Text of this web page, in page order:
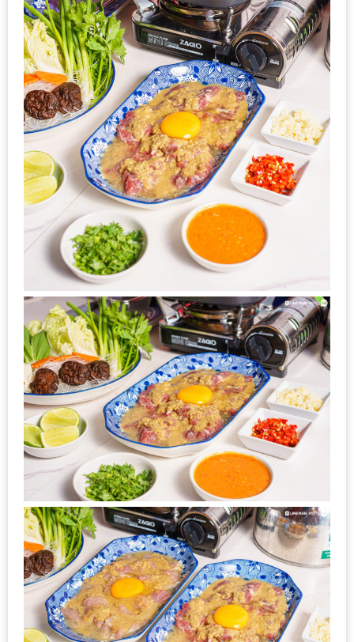
ที่
2
เทศกาล
เบียร์
ที่
ใหญ่
ที่สุด
ใน
โลก
กับ
โรง
แรม
ฮอ
ลิ
เดย์
อินน์
เชียงใหม่
PANDA
TIME
ทำไม
เรา
ไม่
ทำ
อาหาร
ทาน
เอง?